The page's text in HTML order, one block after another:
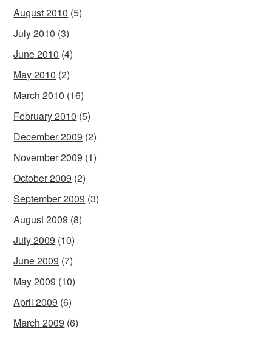
August 2010 (5)
July 2010 (3)
June 2010 (4)
May 2010 (2)
March 2010 (16)
February 2010 (5)
December 2009 (2)
November 2009 (1)
October 2009 (2)
September 2009 (3)
August 2009 (8)
July 2009 (10)
June 2009 (7)
May 2009 (10)
April 2009 (6)
March 2009 (6)